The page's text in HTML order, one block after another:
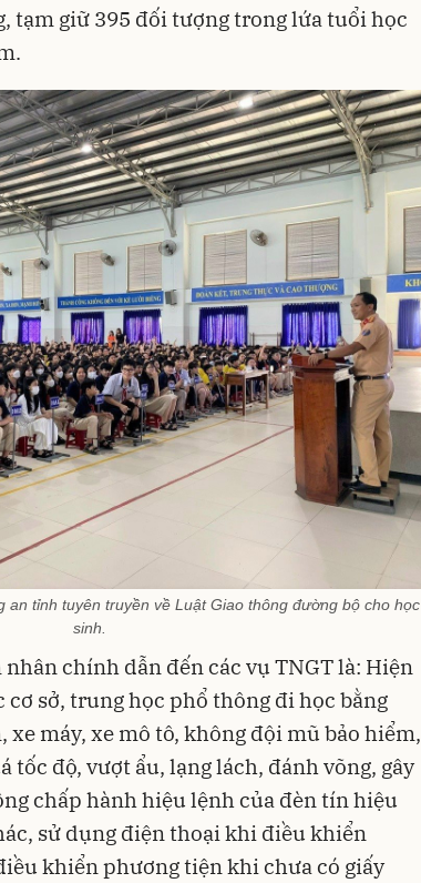
tạm giữ 395 đối tượng trong lứa tuổi học
an tỉnh tuyên truyền về Luật Giao thông đường bộ cho học
sinh.
chính dẫn đến các vụ TNGT là: Hiện
sở, trung học phổ thông đi học bằng
máy, xe mô tô, không đội mũ bảo hiểm,
tốc độ, vượt ẩu, lạng lách, đánh võng, gây
chấp hành hiệu lệnh của đèn tín hiệu
sử dụng điện thoại khi điều khiển
khiển phương tiện khi chưa có giấy